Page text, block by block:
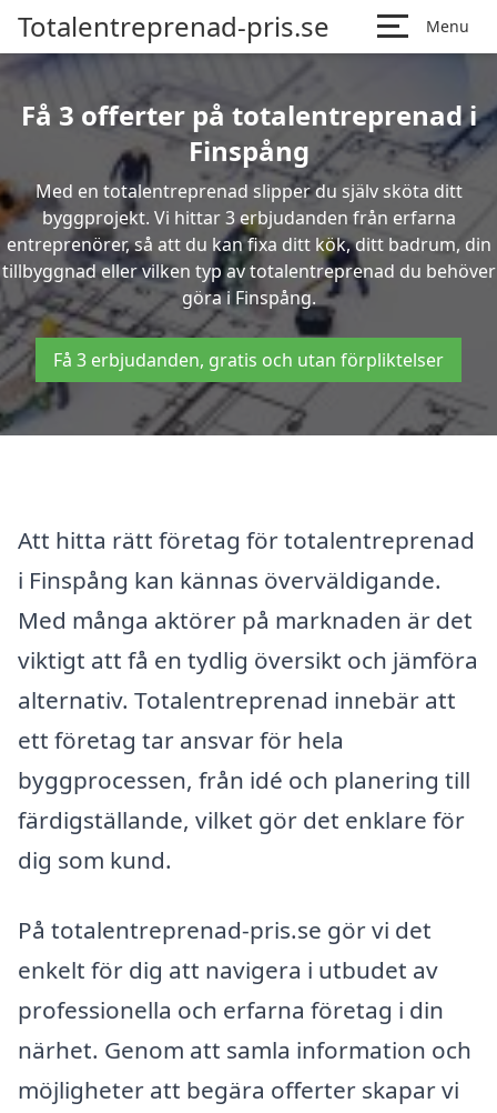
Totalentreprenad-pris.se Menu
Få 3 offerter på totalentreprenad i
Finspång
Med en totalentreprenad slipper du själv sköta ditt
byggprojekt. Vi hittar 3 erbjudanden från erfarna
entreprenörer, så att du kan fixa ditt kök, ditt badrum, din
tillbyggnad eller vilken typ av totalentreprenad du behöver
göra i Finspång.
Få 3 erbjudanden, gratis och utan förpliktelser
Att hitta rätt företag för totalentreprenad
i Finspång kan kännas överväldigande.
Med många aktörer på marknaden är det
viktigt att få en tydlig översikt och jämföra
alternativ. Totalentreprenad innebär att
ett företag tar ansvar för hela
byggprocessen, från idé och planering till
färdigställande, vilket gör det enklare för
dig som kund.
På totalentreprenad-pris.se gör vi det
enkelt för dig att navigera i utbudet av
professionella och erfarna företag i din
närhet. Genom att samla information och
möjligheter att begära offerter skapar vi